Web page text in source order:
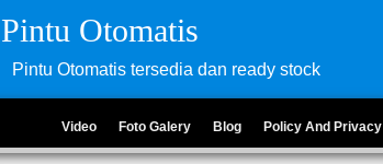
Pintu Otomatis
Pintu Otomatis tersedia dan ready stock
Video Foto Galery Blog Policy And Privacy